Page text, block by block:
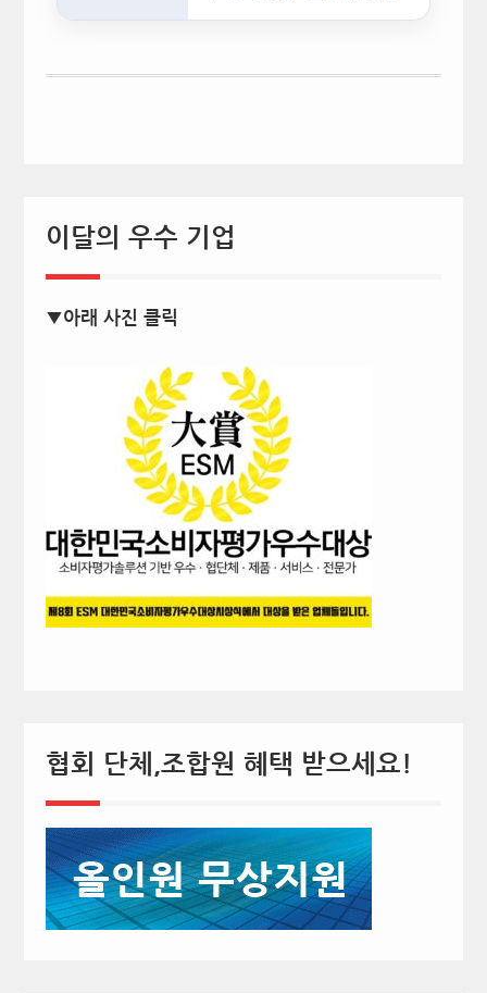
이달의 우수 기업
▼아래 사진 클릭
협회 단체,조합원 혜택 받으세요!